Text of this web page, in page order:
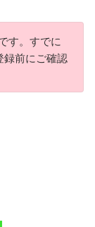
す。すでに
録前にご確認